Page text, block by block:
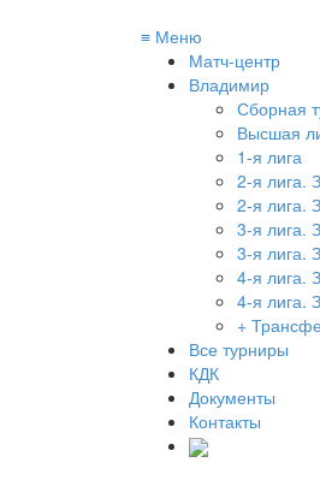
≡ Меню
Матч-центр
Владимир
Сборная
Высшая
1-я лига
2-я лига.
2-я лига.
3-я лига.
3-я лига.
4-я лига.
4-я лига.
+
Все турниры
КДК
Документы
Контакты